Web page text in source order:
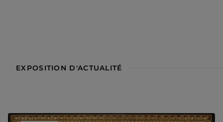
EXPOSITION D'ACTUALITÉ